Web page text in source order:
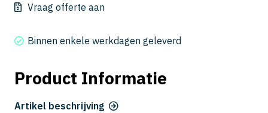
160Vraag offerte aan
Binnen enkele werkdagen geleverd
Product Informatie
Artikel beschrijving